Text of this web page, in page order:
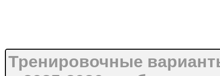
Тренировочные